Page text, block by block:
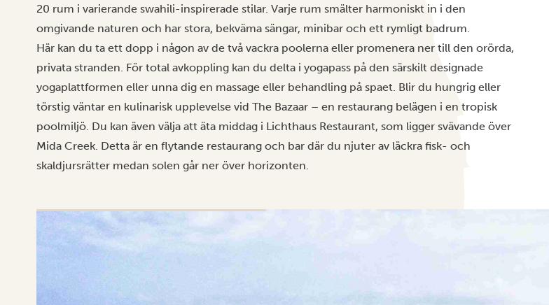
20 rum i varierande swahili-inspirerade stilar. Varje rum smälter harmoniskt in i den
omgivande naturen och har stora, bekväma sängar, minibar och ett rymligt badrum.
Här kan du ta ett dopp i någon av de två vackra poolerna eller promenera ner till den orörda,
privata stranden. För total avkoppling kan du delta i yogapass på den särskilt designade
yogaplattformen eller unna dig en massage eller behandling på spaet. Blir du hungrig eller
törstig väntar en kulinarisk upplevelse vid The Bazaar – en restaurang belägen i en tropisk
poolmiljö. Du kan även välja att äta middag i Lichthaus Restaurant, som ligger svävande över
Mida Creek. Detta är en flytande restaurang och bar där du njuter av läckra fisk- och
skaldjursrätter medan solen går ner över horizonten.